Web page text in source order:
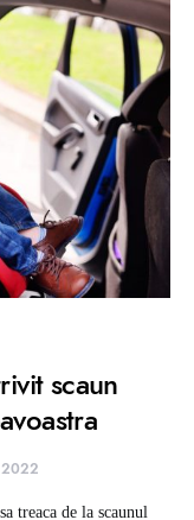
scaun
2022
treaca de la scaunul